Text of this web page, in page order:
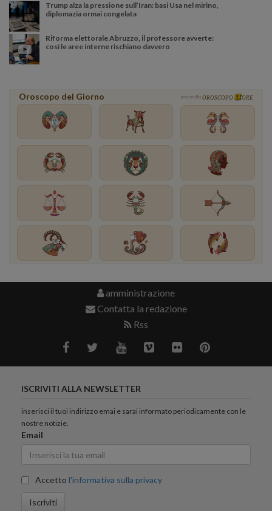
Trump alza la pressione sull’Iran: basi Usa nel mirino,
diplomazia ormai congelata
Riforma elettorale Abruzzo, il professore avverte:
così le aree interne rischiano davvero
Oroscopo del Giorno powered by OROSCOPO ORE
amministrazione
Contatta la redazione
Rss
ISCRIVITI ALLA NEWSLETTER
inserisci il tuoi indirizzo emai e sarai informato periodicamente con le
nostre notizie.
Email
Accetto l'informativa sulla privacy
Iscriviti